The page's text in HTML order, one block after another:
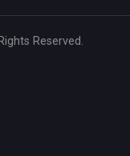
Reserved.